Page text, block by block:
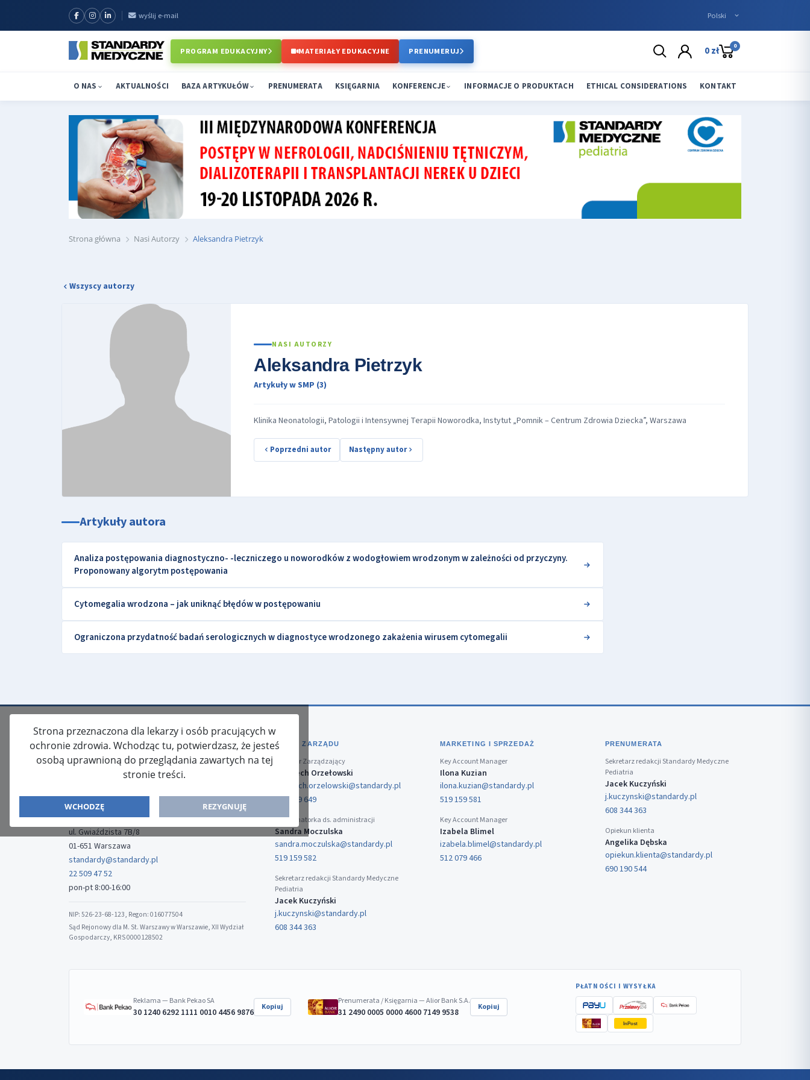
wyślij e-mail
PROGRAM EDUKACYJNY MATERIAŁY EDUKACYJNE PRENUMERUJ 0 zł 0
O NAS AKTUALNOŚCI BAZA ARTYKUŁÓW PRENUMERATA KSIĘGARNIA KONFERENCJE INFORMACJE O PRODUKTACH ETHICAL CONSIDERATIONS KONTAKT
Strona główna Nasi Autorzy Aleksandra Pietrzyk
Wszyscy autorzy
NASI AUTORZY
Aleksandra Pietrzyk
Artykuły w SMP (3)
Klinika Neonatologii, Patologii i Intensywnej Terapii Noworodka, Instytut „Pomnik – Centrum Zdrowia Dziecka”, Warszawa
Poprzedni autor Następny autor
Artykuły autora
Analiza postępowania diagnostyczno- -leczniczego u noworodków z wodogłowiem wrodzonym w zależności od przyczyny.
Proponowany algorytm postępowania
Cytomegalia wrodzona – jak uniknąć błędów w postępowaniu
Ograniczona przydatność badań serologicznych w diagnostyce wrodzonego zakażenia wirusem cytomegalii
Strona przeznaczona dla lekarzy i osób pracujących w
ochronie zdrowia. Wchodząc tu, potwierdzasz, że jesteś
osobą uprawnioną do przeglądania zawartych na tej
stronie treści.
WCHODZĘ REZYGNUJĘ
ISSN: 2080-5438
Media-Press Sp. z o.o.
ul. Gwiaździsta 7B/8
01-651 Warszawa
standardy@standardy.pl
22 509 47 52
pon-pt 8:00-16:00
NIP: 526-23-68-123, Regon: 016077504
Sąd Rejonowy dla M. St. Warszawy w Warszawie, XII Wydział
Gospodarczy, KRS 0000128502
BIURO ZARZĄDU
Dyrektor Zarządzający
Wojciech Orzełowski
wojciech.orzelowski@standardy.pl
519 159 649
Koordynatorka ds. administracji
Sandra Moczulska
sandra.moczulska@standardy.pl
519 159 582
Sekretarz redakcji Standardy Medyczne
Pediatria
Jacek Kuczyński
j.kuczynski@standardy.pl
608 344 363
MARKETING I SPRZEDAŻ
Key Account Manager
Ilona Kuzian
ilona.kuzian@standardy.pl
519 159 581
Key Account Manager
Izabela Blimel
izabela.blimel@standardy.pl
512 079 466
PRENUMERATA
Sekretarz redakcji Standardy Medyczne
Pediatria
Jacek Kuczyński
j.kuczynski@standardy.pl
608 344 363
Opiekun klienta
Angelika Dębska
opiekun.klienta@standardy.pl
690 190 544
Reklama — Bank Pekao SA
30 1240 6292 1111 0010 4456 9876 Kopiuj
Prenumerata / Księgarnia — Alior Bank S.A.
31 2490 0005 0000 4600 7149 9538 Kopiuj
PŁATNOŚCI I WYSYŁKA
InPost